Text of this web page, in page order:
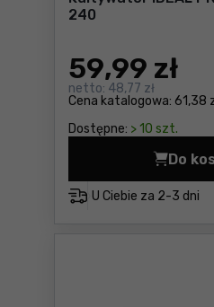
240
Cena katalogowa: 61,38
59,99 zł
netto: 48,77 zł
Dostępne: > 10 szt.
U Ciebie za 2-3 dni
Do